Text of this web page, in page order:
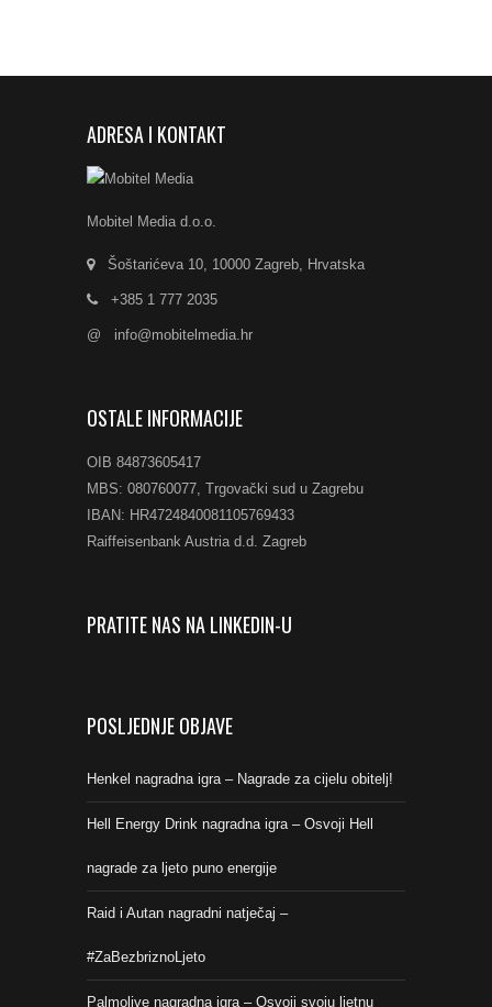
ADRESA I KONTAKT
Mobitel Media d.o.o.
Šoštarićeva 10, 10000 Zagreb, Hrvatska
+385 1 777 2035
@ info@mobitelmedia.hr
OSTALE INFORMACIJE
OIB 84873605417
MBS: 080760077, Trgovački sud u Zagrebu
IBAN: HR4724840081105769433
Raiffeisenbank Austria d.d. Zagreb
PRATITE NAS NA LINKEDIN-U
POSLJEDNJE OBJAVE
Henkel nagradna igra – Nagrade za cijelu obitelj!
Hell Energy Drink nagradna igra – Osvoji Hell
nagrade za ljeto puno energije
Raid i Autan nagradni natječaj –
#ZaBezbriznoLjeto
Palmolive nagradna igra – Osvoji svoju ljetnu